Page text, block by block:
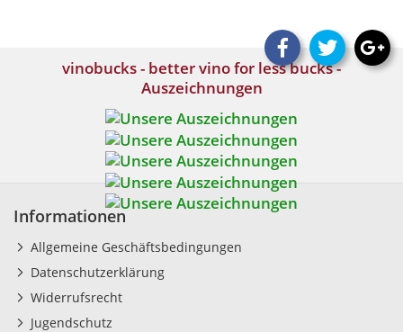
vinobucks - better vino for less bucks -
Auszeichnungen
Informationen
Allgemeine Geschäftsbedingungen
Datenschutzerklärung
Widerrufsrecht
Jugendschutz